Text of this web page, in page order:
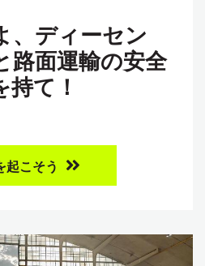
、ディーセン
路面運輸の安全
て！
起こそう